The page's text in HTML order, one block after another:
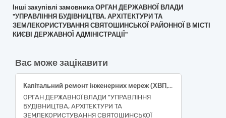
Інші закупівлі замовника ОРГАН ДЕРЖАВНОЇ ВЛАДИ
"УПРАВЛІННЯ БУДІВНИЦТВА, АРХІТЕКТУРИ ТА
ЗЕМЛЕКОРИСТУВАННЯ СВЯТОШИНСЬКОЇ РАЙОННОЇ В МІСТІ
КИЄВІ ДЕРЖАВНОЇ АДМІНІСТРАЦІЇ"
Вас може зацікавити
Капiтальний ремонт iнженерних мереж (ХВП, ГВП, ЦО, Каналiзацiя). Житловий будинок, вул. Ореста Васкула, 8 у Святошинському районі міста Києва
ОРГАН ДЕРЖАВНОЇ ВЛАДИ "УПРАВЛІННЯ
БУДІВНИЦТВА, АРХІТЕКТУРИ ТА
ЗЕМЛЕКОРИСТУВАННЯ СВЯТОШИНСЬКОЇ